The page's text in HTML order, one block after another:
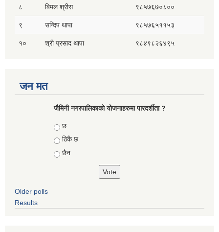
८ बिमल श्रीस ९८५७६७०८००
९ सन्दिप थापा ९८५७६५११५३
१० श्री प्रसाद थापा ९८४९८२६४९५
जन मत
जैमिनी नगरपालिकाको योजनाहरुमा पारदर्शीता ?
Choices
छ
ठिकै छ
छैन
Older polls
Results